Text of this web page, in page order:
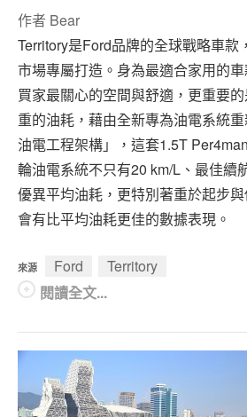
作者 Bear
Territory是Ford品牌的全球戰略車款
市場專屬打造。身為最適合家用的
買家最關心的空間與舒適，更重要
重的油耗，藉由全新專為油電系統
油電工程架構」，這套1.5T
輪油電系統不只有20 km/L、最佳續
優異平均油耗，更特別著重於起步
會有比平均油耗更佳的數據表現。
來源 Ford
Territory
閱讀全文...